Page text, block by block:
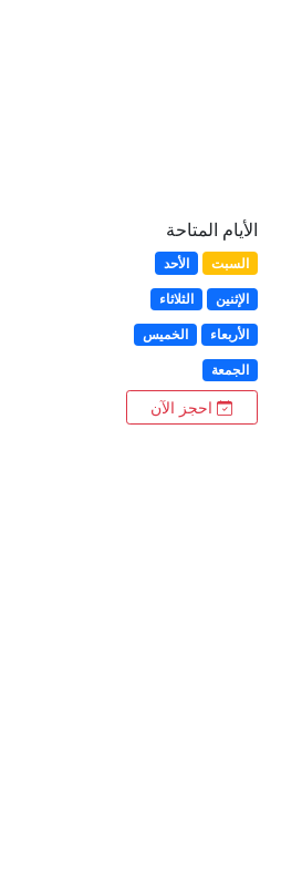
الأيام المتاحة
السبت
الأحد
الإثنين
الثلاثاء
الأربعاء
الخميس
الجمعة
احجز الآن